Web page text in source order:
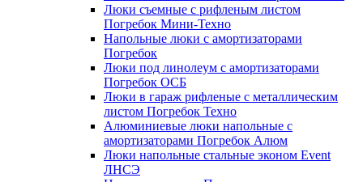
Люки съемные с рифленым листом
Погребок Мини-Техно
Напольные люки с амортизаторами
Погребок
Люки под линолеум с амортизаторами
Погребок ОСБ
Люки в гараж рифленые с металлическим
листом Погребок Техно
Алюминиевые люки напольные с
амортизаторами Погребок Алюм
Люки напольные стальные эконом Event
ЛНСЭ